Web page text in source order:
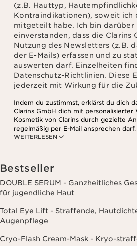
(z.B. Hauttyp,
Kontraindikationen), soweit ich
mitgeteilt habe. Ich bin darüber
einverstanden, dass die Clarins
Nutzung des Newsletters (z.B.
der E-Mails) erfassen und zu
auswerten darf. Einzelheiten
Datenschutz-Richtlinien. Diese
jederzeit mit Wirkung für die
WEITERLESEN
Indem du zustimmst, erklärst du dich
Clarins GmbH dich mit personalisierter
Kosmetik von Clarins durch gezielte
regelmäßig per E-Mail ansprechen
den Daten, die bei deinem Kontakt mit
mitgeteilt hast. Außerdem stimmst du
dein Nutzungsverhalten im
(z.B. das Öffnen und Lesen der E-
statistischen Zwecken auswerten darf.
findest du in den Datenschutz-
Bestseller
DOUBLE SERUM - Ganzheitliches
für jugendliche Haut
Total Eye Lift - Straffende,
Augenpflege
Cryo-Flash Cream-Mask - Kryo-